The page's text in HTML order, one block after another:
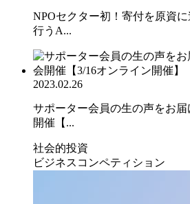
NPOセクター初！寄付を原資
行うA...
2023.02.26
サポーター会員の生の声をお
開催【...
社会的投資
ビジネスコンペティション